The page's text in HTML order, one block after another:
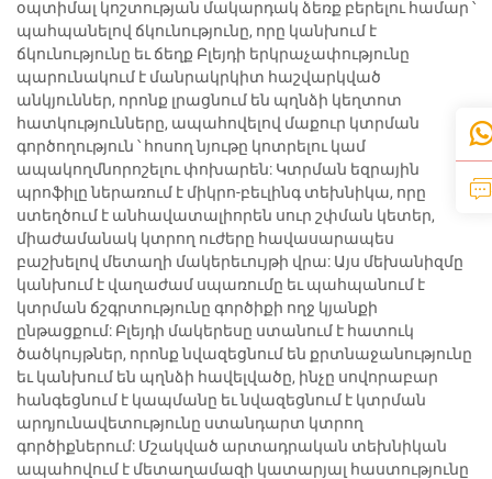
օպտիմալ կոշտության մակարդակ ձեռք բերելու համար ՝
պահպանելով ճկունությունը, որը կանխում է
ճկունությունը եւ ճեղք Բլեյդի երկրաչափությունը
պարունակում է մանրակրկիտ հաշվարկված
անկյուններ, որոնք լրացնում են պղնձի կեղտոտ
հատկությունները, ապահովելով մաքուր կտրման
գործողություն ՝ հոսող նյութը կոտրելու կամ
ապակողմնորոշելու փոխարեն: Կտրման եզրային
պրոֆիլը ներառում է միկրո-բեւլինգ տեխնիկա, որը
ստեղծում է անհավատալիորեն սուր շփման կետեր,
միաժամանակ կտրող ուժերը հավասարապես
բաշխելով մետաղի մակերեւույթի վրա: Այս մեխանիզմը
կանխում է վաղաժամ սպառումը եւ պահպանում է
կտրման ճշգրտությունը գործիքի ողջ կյանքի
ընթացքում: Բլեյդի մակերեսը ստանում է հատուկ
ծածկույթներ, որոնք նվազեցնում են քրտնաջանությունը
եւ կանխում են պղնձի հավելվածը, ինչը սովորաբար
հանգեցնում է կապմանը եւ նվազեցնում է կտրման
արդյունավետությունը ստանդարտ կտրող
գործիքներում: Մշակված արտադրական տեխնիկան
ապահովում է մետաղամազի կատարյալ հաստությունը